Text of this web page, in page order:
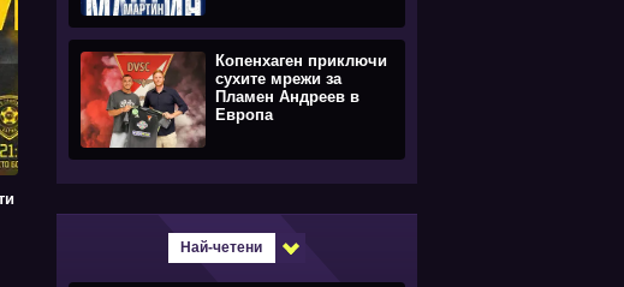
Копенхаген приключи
сухите мрежи за
Пламен Андреев в
Европа
Най-четени